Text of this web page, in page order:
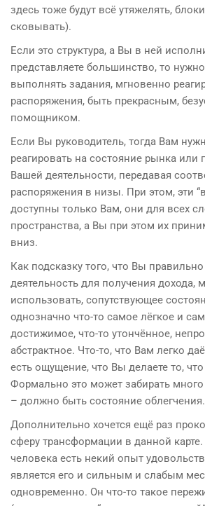
здесь тоже будут всё утяжелять,
сковывать).
Если это структура, а Вы в ней
представляете большинство, то
выполнять задания, мгновенно
распоряжения, быть прекрасным,
помощником.
Если Вы руководитель, тогда Вам
реагировать на состояние рынка или
Вашей деятельности, передавая
распоряжения в низы. При этом, эти
доступны только Вам, они для всех
пространства, а Вы при этом их
вниз.
Как подсказку того, что Вы
деятельность для получения дохода,
использовать, сопутствующее
однозначно что-то самое лёгкое и
достижимое, что-то утончённое,
абстрактное. Что-то, что Вам легко
есть ощущение, что Вы делаете то,
Формально это может забирать много
– должно быть состояние облегчения.
Дополнительно хочется ещё раз
сферу трансформации в данной
человека есть некий опыт
является его и сильным и слабым
одновременно. Он что-то такое